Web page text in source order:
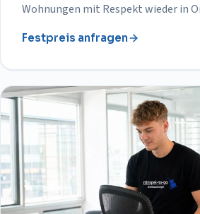
Wohnungen mit Respekt wieder in
Festpreis anfragen